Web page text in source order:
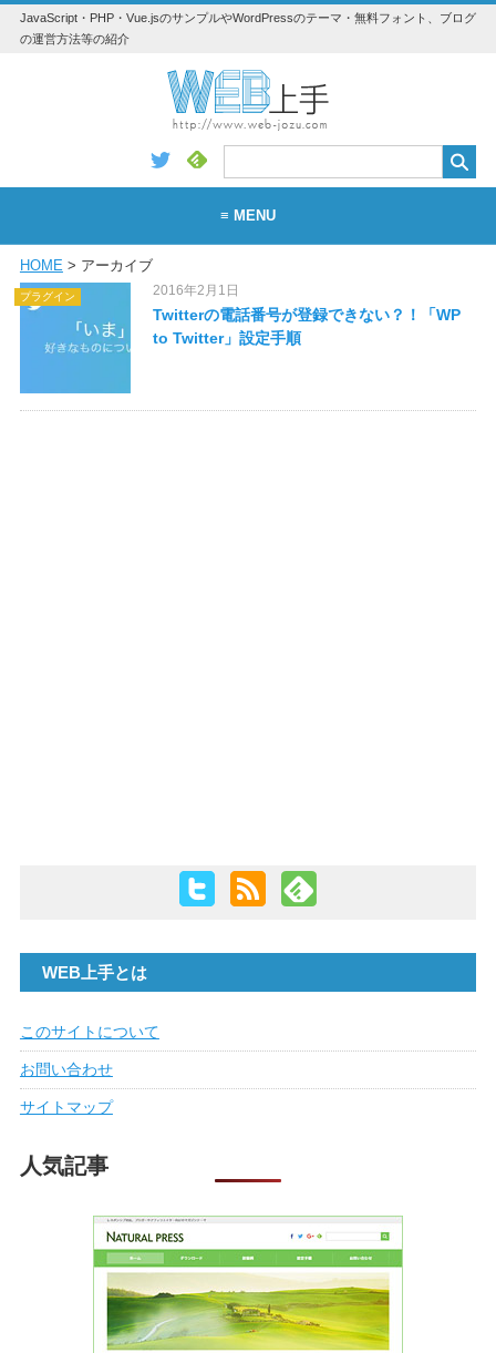
JavaScript・PHP・Vue.jsのサンプルやWordPressのテーマ・無料フォント、ブログ
の運営方法等の紹介
≡ MENU
WordPress
HOME> アーカイブ
プラグイン 2016年2月1日
Twitterの電話番号が登録できない？！「WP
to Twitter」設定手順
WEB上手とは
このサイトについて
お問い合わせ
サイトマップ
人気記事